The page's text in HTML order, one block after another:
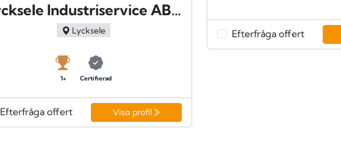
Lycksele Industriservice AB - Lycksele
Lycksele
1+ Certifierad
Efterfråga offert Visa profil
Efterfråga offert